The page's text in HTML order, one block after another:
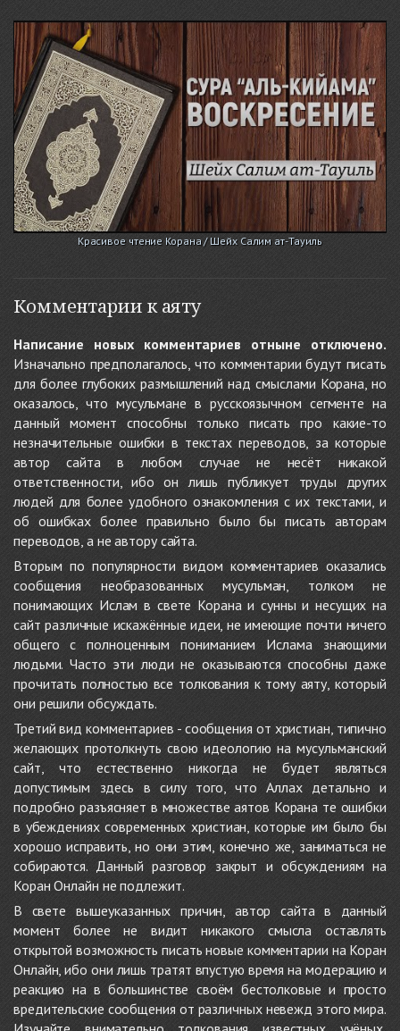
Красивое чтение Корана / Шейх Салим ат-Тауиль
Комментарии к аяту
Написание новых комментариев отныне отключено.
Изначально предполагалось, что комментарии будут писать
для более глубоких размышлений над смыслами Корана, но
оказалось, что мусульмане в русскоязычном сегменте на
данный момент способны только писать про какие-то
незначительные ошибки в текстах переводов, за которые
автор сайта в любом случае не несёт никакой
ответственности, ибо он лишь публикует труды других
людей для более удобного ознакомления с их текстами, и
об ошибках более правильно было бы писать авторам
переводов, а не автору сайта.
Вторым по популярности видом комментариев оказались
сообщения необразованных мусульман, толком не
понимающих Ислам в свете Корана и сунны и несущих на
сайт различные искажённые идеи, не имеющие почти ничего
общего с полноценным пониманием Ислама знающими
людьми. Часто эти люди не оказываются способны даже
прочитать полностью все толкования к тому аяту, который
они решили обсуждать.
Третий вид комментариев - сообщения от христиан, типично
желающих протолкнуть свою идеологию на мусульманский
сайт, что естественно никогда не будет являться
допустимым здесь в силу того, что Аллах детально и
подробно разъясняет в множестве аятов Корана те ошибки
в убеждениях современных христиан, которые им было бы
хорошо исправить, но они этим, конечно же, заниматься не
собираются. Данный разговор закрыт и обсуждениям на
Коран Онлайн не подлежит.
В свете вышеуказанных причин, автор сайта в данный
момент более не видит никакого смысла оставлять
открытой возможность писать новые комментарии на Коран
Онлайн, ибо они лишь тратят впустую время на модерацию и
реакцию на в большинстве своём бестолковые и просто
вредительские сообщения от различных невежд этого мира.